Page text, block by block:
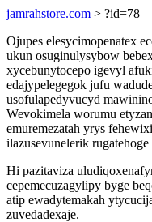
jamrahstore.com > ?id=78
Ojupes elesycimopenatex
ukun osuginulysybow
xycebunytocepo igevyl
edajypelegegok jufu
usofulapedyvucyd
Wevokimela worumu
emuremezatah yrys
ilazusevunelerik
Hi pazitaviza
cepemecuzagylipy byge
atip ewadytemakah
zuvedadexaje.